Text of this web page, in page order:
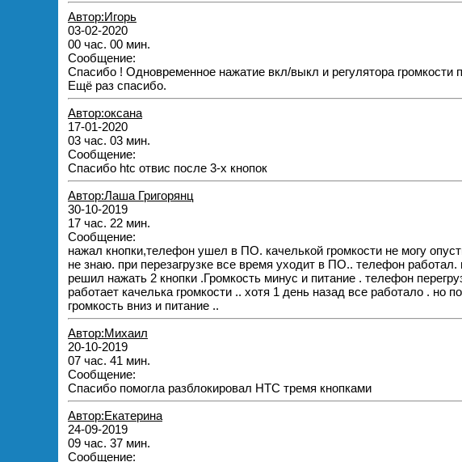
Автор:Игорь
03-02-2020
00 час. 00 мин.
Сообщение:
Спасибо ! Одновременное нажатие вкл/выкл и регулятора громкости
Ещё раз спасибо.
Автор:оксана
17-01-2020
03 час. 03 мин.
Сообщение:
Спасибо htc отвис после 3-х кнопок
Автор:Лаша Григорянц
30-10-2019
17 час. 22 мин.
Сообщение:
нажал кнопки,телефон ушел в ПО. качелькой громкости не могу
не знаю. при перезагрузке все время уходит в ПО.. телефон работал.
решил нажать 2 кнопки .Громкость минус и питание . телефон
работает качелька громкости .. хотя 1 день назад все работало . но
громкость вниз и питание ..
Автор:Михаил
20-10-2019
07 час. 41 мин.
Сообщение:
Спасибо помогла разблокировал HTC тремя кнопками
Автор:Екатерина
24-09-2019
09 час. 37 мин.
Сообщение: